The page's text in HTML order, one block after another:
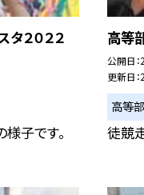
２０２２
様子です。
高等
公開日
更新日
高等部
徒競